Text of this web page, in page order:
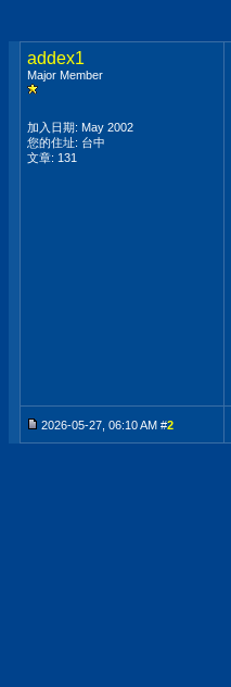
addex1
Major Member
加入日期: May 2002
您的住址: 台中
文章: 131
2026-05-27, 06:10 AM #2